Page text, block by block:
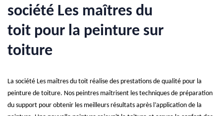
société Les maîtres du
toit pour la peinture sur
toiture
La société Les maîtres du toit réalise des prestations de qualité pour la
peinture de toiture. Nos peintres maîtrisent les techniques de préparation
du support pour obtenir les meilleurs résultats après l’application de la